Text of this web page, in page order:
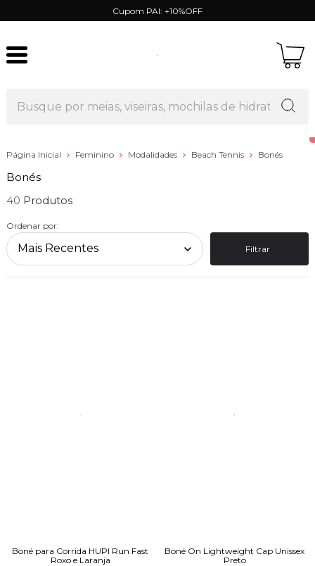
Cupom PAI: +10%OFF
Página Inicial Feminino Modalidades Beach Tennis Bonés
Bonés
40
Ordenar por:
Filtrar
Boné para Corrida HUPI Run Fast
Roxo e Laranja
Boné On Lightweight Cap Unissex
Preto